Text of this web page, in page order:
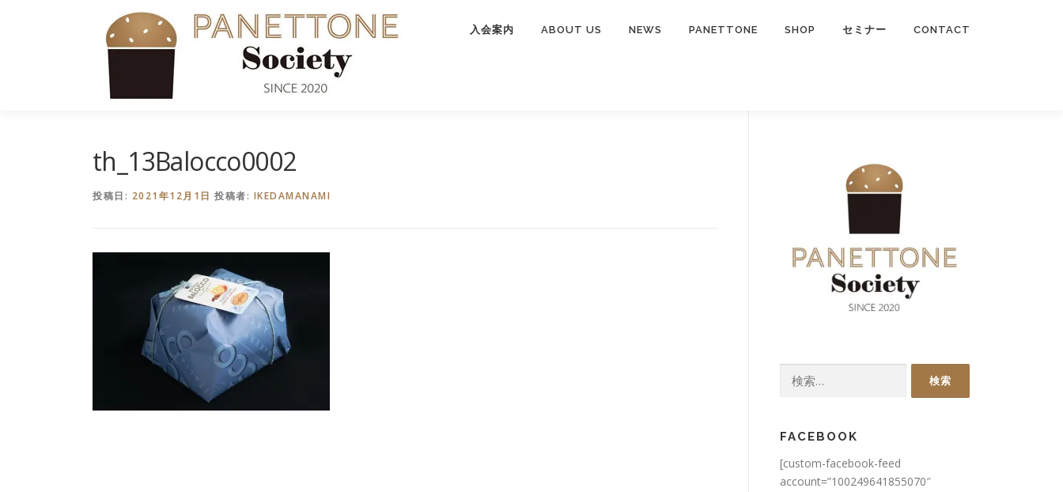
入会案内 ABOUT US NEWS PANETTONE SHOP セミナー CONTACT
th_13Balocco0002
投稿日: 2021年12月1日 投稿者: IKEDAMANAMI
FACEBOOK
[custom-facebook-feed
account=”100249641855070″